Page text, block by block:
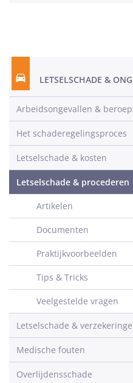
LETSELSCHADE &
Arbeidsongevallen &
Het schaderegelingsproces
Letselschade & kosten
Letselschade & procederen
Artikelen
Documenten
Praktijkvoorbeelden
Tips & Tricks
Veelgestelde vragen
Letselschade &
Medische fouten
Overlijdensschade